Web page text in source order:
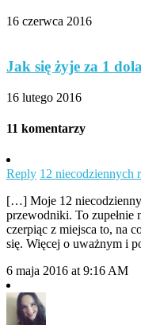
16 czerwca 2016
Jak się żyje za 1
16 lutego 2016
11 komentarzy
Reply 12 niecodziennych
[…] Moje 12
przewodniki. To zupełnie
czerpiąc z miejsca to, na
się. Więcej o uważnym i
6 maja 2016 at 9:16 AM